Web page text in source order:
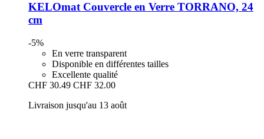
KELOmatCouvercle en Verre TORRANO, 24
cm
-5%
En verre transparent
Disponible en différentes tailles
Excellente qualité
CHF 30.49 CHF 32.00
Livraison jusqu'au 13 août